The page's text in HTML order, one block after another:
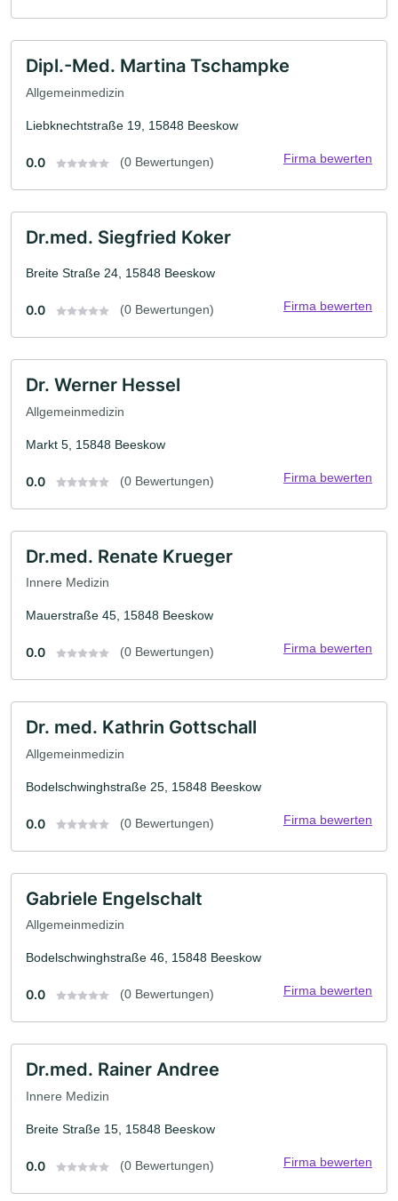
Dipl.-Med. Martina Tschampke
Allgemeinmedizin
Liebknechtstraße 19, 15848 Beeskow
0.0 (0 Bewertungen) Firma bewerten
Dr.med. Siegfried Koker
Breite Straße 24, 15848 Beeskow
0.0 (0 Bewertungen) Firma bewerten
Dr. Werner Hessel
Allgemeinmedizin
Markt 5, 15848 Beeskow
0.0 (0 Bewertungen) Firma bewerten
Dr.med. Renate Krueger
Innere Medizin
Mauerstraße 45, 15848 Beeskow
0.0 (0 Bewertungen) Firma bewerten
Dr. med. Kathrin Gottschall
Allgemeinmedizin
Bodelschwinghstraße 25, 15848 Beeskow
0.0 (0 Bewertungen) Firma bewerten
Gabriele Engelschalt
Allgemeinmedizin
Bodelschwinghstraße 46, 15848 Beeskow
0.0 (0 Bewertungen) Firma bewerten
Dr.med. Rainer Andree
Innere Medizin
Breite Straße 15, 15848 Beeskow
0.0 (0 Bewertungen) Firma bewerten